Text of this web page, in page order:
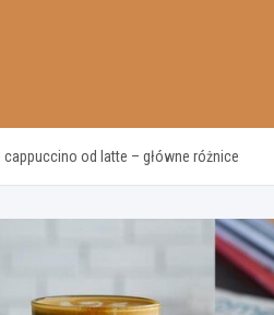
cappuccino od latte – główne różnice